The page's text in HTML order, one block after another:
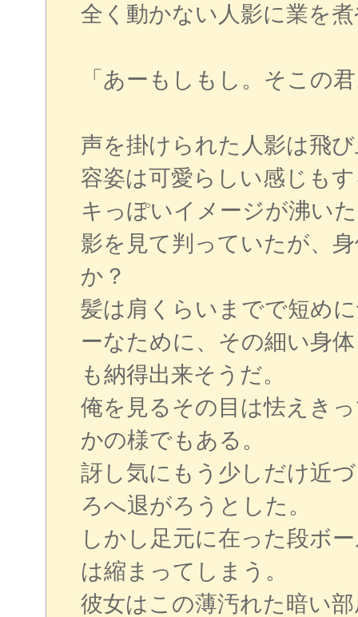
全く動かない人影に業を
「あーもしもし。そこの
声を掛けられた人影は飛
容姿は可愛らしい感じも
キっぽいイメージが沸い
影を見て判っていたが、
か？
髪は肩くらいまでで短め
ーなために、その細い身
も納得出来そうだ。
俺を見るその目は怯えき
かの様でもある。
訝し気にもう少しだけ近
ろへ退がろうとした。
しかし足元に在った段ボ
は縮まってしまう。
彼女はこの薄汚れた暗い